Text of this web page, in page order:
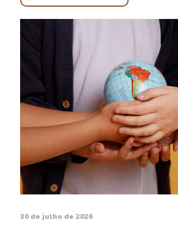
30 de julho de 2026